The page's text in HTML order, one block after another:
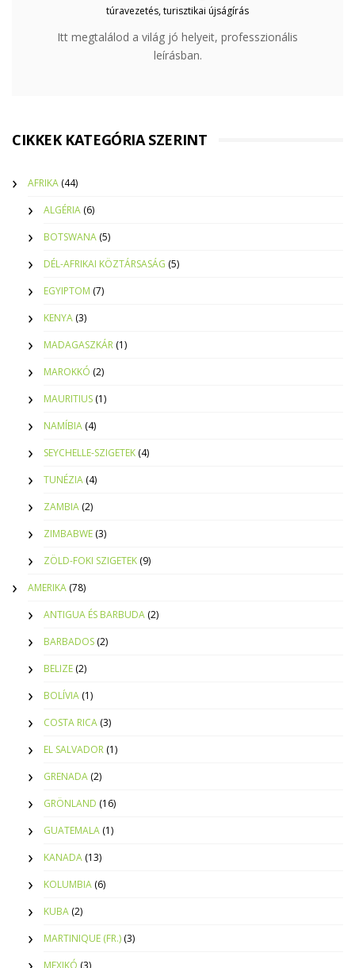
túravezetés, turisztikai újságírás
Itt megtalálod a világ jó helyeit, professzionális
leírásban.
CIKKEK KATEGÓRIA SZERINT
AFRIKA (44)
ALGÉRIA (6)
BOTSWANA (5)
DÉL-AFRIKAI KÖZTÁRSASÁG (5)
EGYIPTOM (7)
KENYA (3)
MADAGASZKÁR (1)
MAROKKÓ (2)
MAURITIUS (1)
NAMÍBIA (4)
SEYCHELLE-SZIGETEK (4)
TUNÉZIA (4)
ZAMBIA (2)
ZIMBABWE (3)
ZÖLD-FOKI SZIGETEK (9)
AMERIKA (78)
ANTIGUA ÉS BARBUDA (2)
BARBADOS (2)
BELIZE (2)
BOLÍVIA (1)
COSTA RICA (3)
EL SALVADOR (1)
GRENADA (2)
GRÖNLAND (16)
GUATEMALA (1)
KANADA (13)
KOLUMBIA (6)
KUBA (2)
MARTINIQUE (FR.) (3)
MEXIKÓ (3)